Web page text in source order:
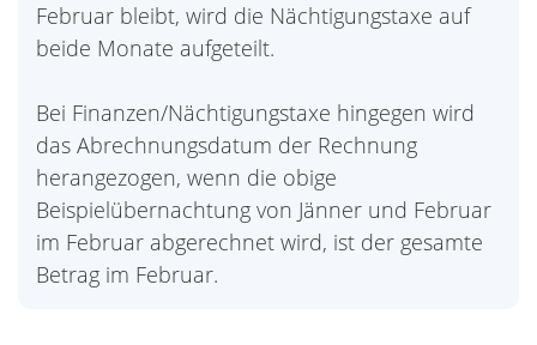
Februar bleibt, wird die Nächtigungstaxe auf
beide Monate aufgeteilt.
Bei Finanzen/Nächtigungstaxe hingegen wird
das Abrechnungsdatum der Rechnung
herangezogen, wenn die obige
Beispielübernachtung von Jänner und Februar
im Februar abgerechnet wird, ist der gesamte
Betrag im Februar.